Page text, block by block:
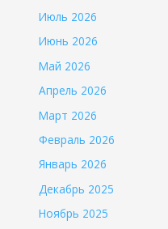
Июль 2026
Июнь 2026
Май 2026
Апрель 2026
Март 2026
Февраль 2026
Январь 2026
Декабрь 2025
Ноябрь 2025